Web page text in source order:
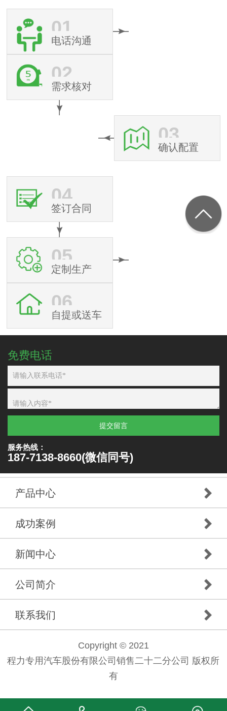
01
电话沟通
02
需求核对
03
确认配置
04
签订合同
05
定制生产
06
自提或送车
免费电话
提交留言
服务热线：
187-7138-8660(微信同号)
产品中心
成功案例
新闻中心
公司简介
联系我们
Copyright © 2021
程力专用汽车股份有限公司销售二十二分公司 版权所
有